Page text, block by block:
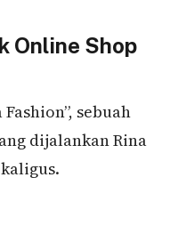
Online Shop
sebuah
dijalankan Rina